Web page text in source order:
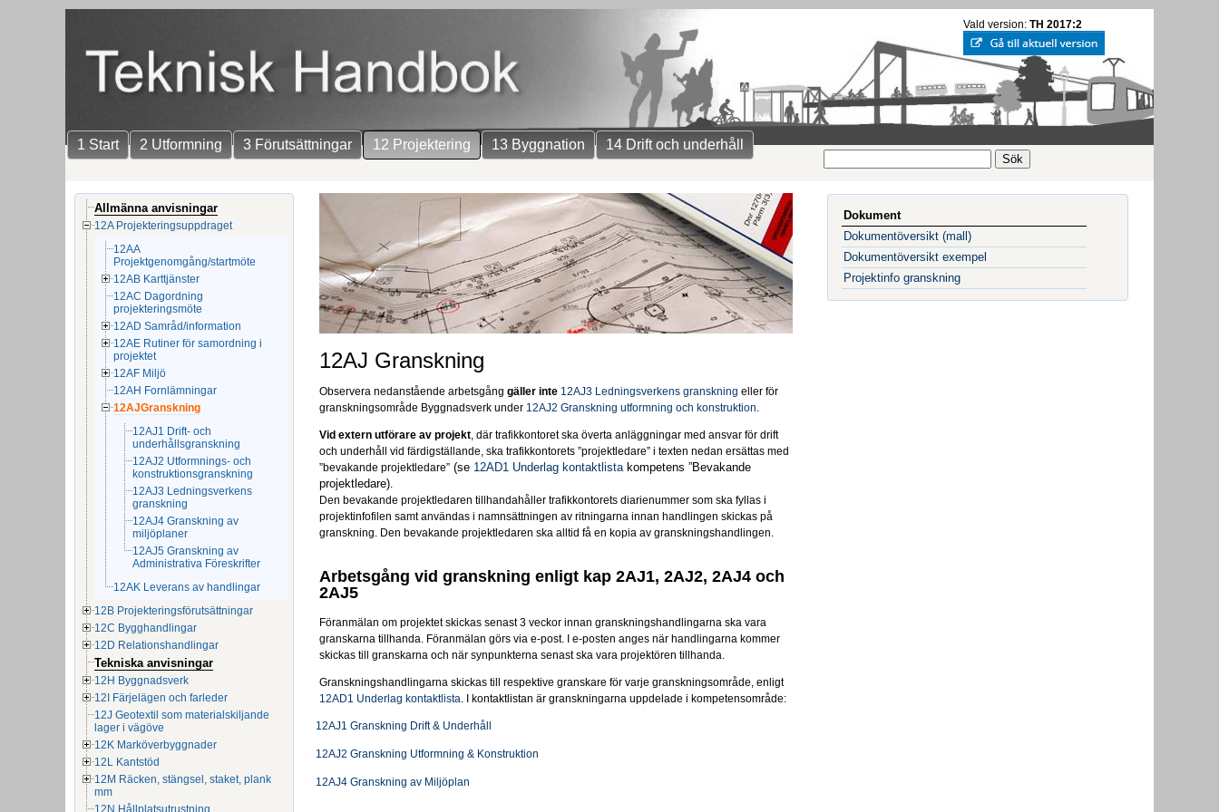
Vald version: TH 2017:2
1 Start 2 Utformning 3 Förutsättningar 12 Projektering 13 Byggnation 14 Drift och underhåll
Allmänna anvisningar
12A Projekteringsuppdraget
12AA
Projektgenomgång/startmöte
12AB Karttjänster
12AC Dagordning
projekteringsmöte
12AD Samråd/information
12AE Rutiner för samordning i
projektet
12AF Miljö
12AH Fornlämningar
12AJGranskning
12AJ1 Drift- och
underhållsgranskning
12AJ2 Utformnings- och
konstruktionsgranskning
12AJ3 Ledningsverkens
granskning
12AJ4 Granskning av
miljöplaner
12AJ5 Granskning av
Administrativa Föreskrifter
12AK Leverans av handlingar
12B Projekteringsförutsättningar
12C Bygghandlingar
12D Relationshandlingar
Tekniska anvisningar
12H Byggnadsverk
12I Färjelägen och farleder
12J Geotextil som materialskiljande
lager i vägöve
12K Marköverbyggnader
12L Kantstöd
12M Räcken, stängsel, staket, plank
mm
12N Hållplatsutrustning
12AJ Granskning
Observera nedanstående arbetsgång gäller inte 12AJ3 Ledningsverkens granskning eller för
granskningsområde Byggnadsverk under 12AJ2 Granskning utformning och konstruktion.
Vid extern utförare av projekt, där trafikkontoret ska överta anläggningar med ansvar för drift
och underhåll vid färdigställande, ska trafikkontorets ”projektledare” i texten nedan ersättas med
”bevakande projektledare” (se 12AD1 Underlag kontaktlistakompetens ”Bevakande
projektledare).
Den bevakande projektledaren tillhandahåller trafikkontorets diarienummer som ska fyllas i
projektinfofilen samt användas i namnsättningen av ritningarna innan handlingen skickas på
granskning. Den bevakande projektledaren ska alltid få en kopia av granskningshandlingen.
Arbetsgång vid granskning enligt kap 2AJ1, 2AJ2, 2AJ4 och
2AJ5
Föranmälan om projektet skickas senast 3 veckor innan granskningshandlingarna ska vara
granskarna tillhanda. Föranmälan görs via e-post. I e-posten anges när handlingarna kommer
skickas till granskarna och när synpunkterna senast ska vara projektören tillhanda.
Granskningshandlingarna skickas till respektive granskare för varje granskningsområde, enligt
12AD1 Underlag kontaktlista. I kontaktlistan är granskningarna uppdelade i kompetensområde:
12AJ1 Granskning Drift & Underhåll
12AJ2 Granskning Utformning & Konstruktion
12AJ4 Granskning av Miljöplan
Dokument
Dokumentöversikt (mall)
Dokumentöversikt exempel
Projektinfo granskning